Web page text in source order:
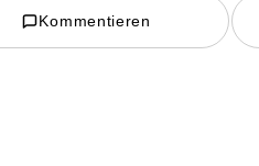
Kommentieren